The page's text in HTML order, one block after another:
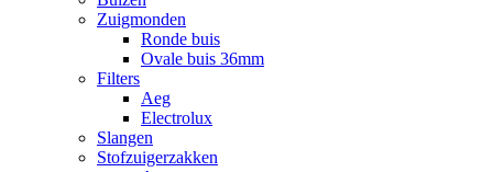
Zuigmonden
Ronde buis
Ovale buis 36mm
Filters
Aeg
Electrolux
Slangen
Stofzuigerzakken